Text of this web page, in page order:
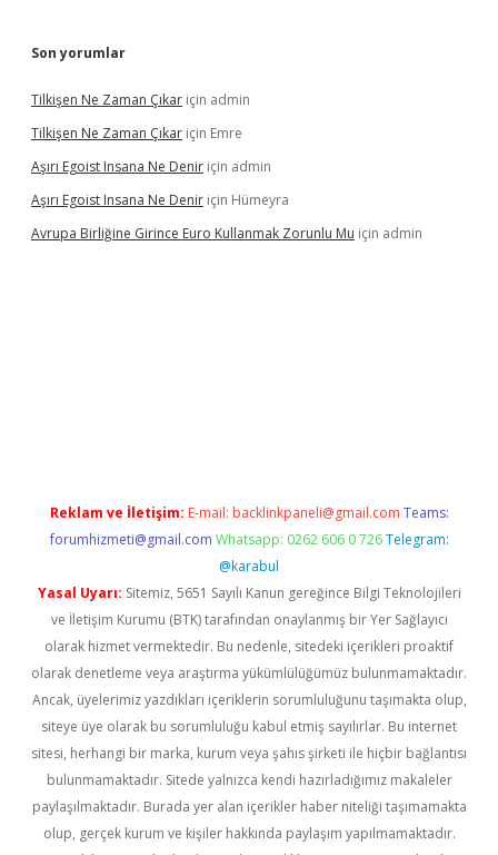
Son yorumlar
Tilkişen Ne Zaman Çıkar için admin
Tilkişen Ne Zaman Çıkar için Emre
Aşırı Egoist Insana Ne Denir için admin
Aşırı Egoist Insana Ne Denir için Hümeyra
Avrupa Birliğine Girince Euro Kullanmak Zorunlu Mu için admin
Reklam ve İletişim: E-mail: backlinkpaneli@gmail.com Teams:
forumhizmeti@gmail.com Whatsapp: 0262 606 0 726 Telegram:
@karabul
Yasal Uyarı: Sitemiz, 5651 Sayılı Kanun gereğince Bilgi Teknolojileri
ve İletişim Kurumu (BTK) tarafından onaylanmış bir Yer Sağlayıcı
olarak hizmet vermektedir. Bu nedenle, sitedeki içerikleri proaktif
olarak denetleme veya araştırma yükümlülüğümüz bulunmamaktadır.
Ancak, üyelerimiz yazdıkları içeriklerin sorumluluğunu taşımakta olup,
siteye üye olarak bu sorumluluğu kabul etmiş sayılırlar. Bu internet
sitesi, herhangi bir marka, kurum veya şahıs şirketi ile hiçbir bağlantısı
bulunmamaktadır. Sitede yalnızca kendi hazırladığımız makaleler
paylaşılmaktadır. Burada yer alan içerikler haber niteliği taşımamakta
olup, gerçek kurum ve kişiler hakkında paylaşım yapılmamaktadır.